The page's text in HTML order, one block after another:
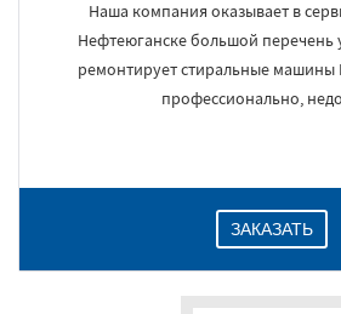
Наша компания оказывает в
Нефтеюганске большой перечень
ремонтирует стиральные машины
профессионально,
ЗАКАЗАТЬ